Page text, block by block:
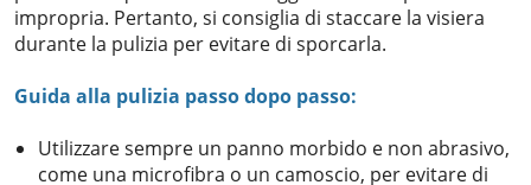
impropria. Pertanto, si consiglia di staccare la visiera
durante la pulizia per evitare di sporcarla.
Guida alla pulizia passo dopo passo:
Utilizzare sempre un panno morbido e non abrasivo,
come una microfibra o un camoscio, per evitare di